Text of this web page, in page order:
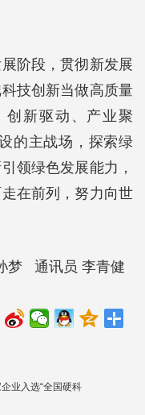
阶段，贯彻新发展
技创新当做高质量
创新驱动、产业聚
的主战场，探索绿
领绿色发展能力，
在前列，努力向世
梦 通讯员 李青健
业入选“全国硬科